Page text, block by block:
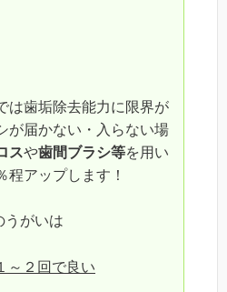
歯垢除去能力に限界が
が届かない・入らない場
スや歯間ブラシ等を用い
程アップします！
うがいは
～２回で良い